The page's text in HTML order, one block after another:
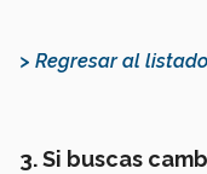
> Regresar al
3. Si buscas